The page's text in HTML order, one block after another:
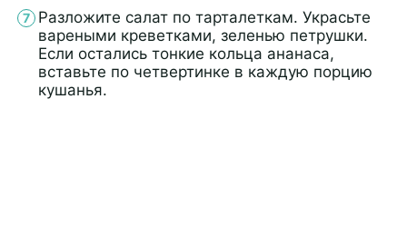
Разложите салат по тарталеткам. Украсьте
вареными креветками, зеленью петрушки.
Если остались тонкие кольца ананаса,
вставьте по четвертинке в каждую порцию
кушанья.